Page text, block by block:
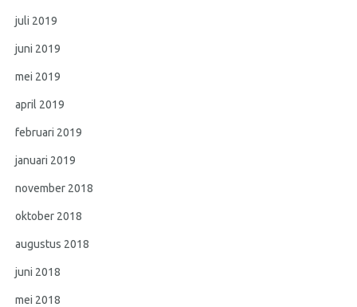
juli 2019
juni 2019
mei 2019
april 2019
februari 2019
januari 2019
november 2018
oktober 2018
augustus 2018
juni 2018
mei 2018